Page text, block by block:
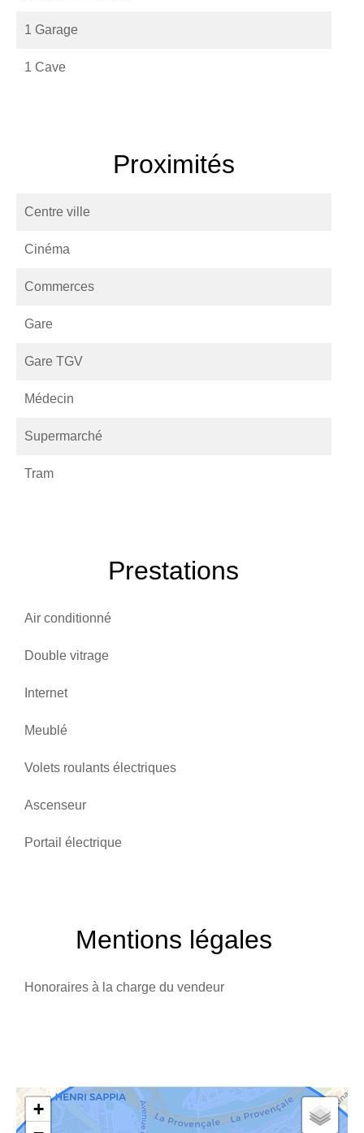
1 Garage
1 Cave
Proximités
Centre ville
Cinéma
Commerces
Gare
Gare TGV
Médecin
Supermarché
Tram
Prestations
Air conditionné
Double vitrage
Internet
Meublé
Volets roulants électriques
Ascenseur
Portail électrique
Mentions légales
Honoraires à la charge du vendeur
+